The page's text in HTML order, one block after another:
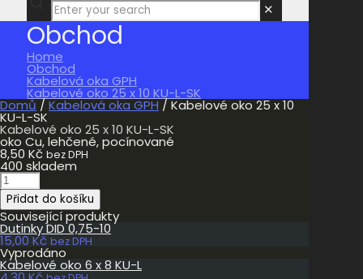
✕
Obchod
Home
Obchod
Kabelová oka GPH
Kabelové oko 25 x 10 KU-L-SK
Domů / Kabelová oka GPH / Kabelové oko 25 x 10
KU-L-SK
Kabelové oko 25 x 10 KU-L-SK
oko Cu, lehčené, pocínované
8,50 Kč bez DPH
400 skladem
Kabelové
oko
25
x
10
KU-
L-
SK
množství
Přidat do košíku
Související produkty
Dutinky DID 0,75-10
15,00 Kč bez DPH
Vyprodáno
Kabelové oko 6 x 8 KU-L